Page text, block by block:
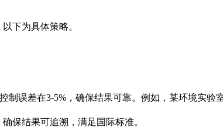
下为具体策略。
误差在3-5%，确保结果可靠。例如，某环境实验
保结果可追溯，满足国际标准。